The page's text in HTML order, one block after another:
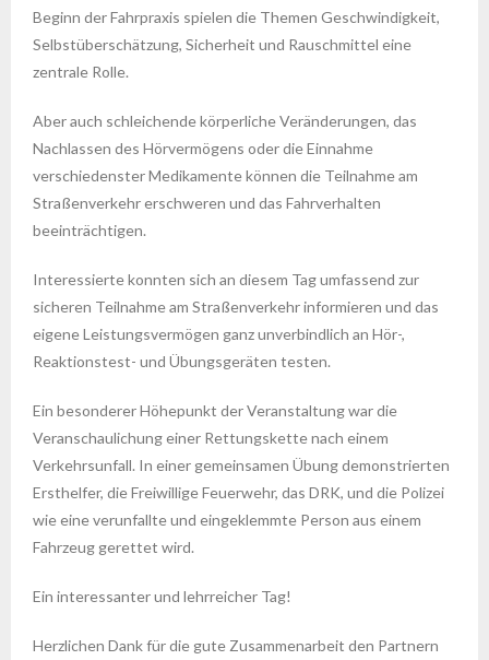
Beginn der Fahrpraxis spielen die Themen Geschwindigkeit,
Selbstüberschätzung, Sicherheit und Rauschmittel eine
zentrale Rolle.
Aber auch schleichende körperliche Veränderungen, das
Nachlassen des Hörvermögens oder die Einnahme
verschiedenster Medikamente können die Teilnahme am
Straßenverkehr erschweren und das Fahrverhalten
beeinträchtigen.
Interessierte konnten sich an diesem Tag umfassend zur
sicheren Teilnahme am Straßenverkehr informieren und das
eigene Leistungsvermögen ganz unverbindlich an Hör-,
Reaktionstest- und Übungsgeräten testen.
Ein besonderer Höhepunkt der Veranstaltung war die
Veranschaulichung einer Rettungskette nach einem
Verkehrsunfall. In einer gemeinsamen Übung demonstrierten
Ersthelfer, die Freiwillige Feuerwehr, das DRK, und die Polizei
wie eine verunfallte und eingeklemmte Person aus einem
Fahrzeug gerettet wird.
Ein interessanter und lehrreicher Tag!
Herzlichen Dank für die gute Zusammenarbeit den Partnern